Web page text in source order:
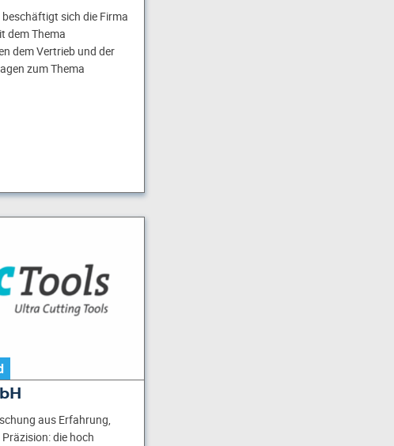
sich die Firma
dem Thema
dem Vertrieb und der
zum Thema
aus Erfahrung,
die hoch